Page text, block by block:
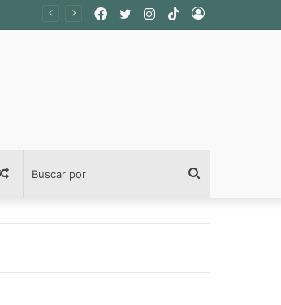
Acceso
TikTok
Instagram
Twitter
Facebook
por
Publicación
al
azar